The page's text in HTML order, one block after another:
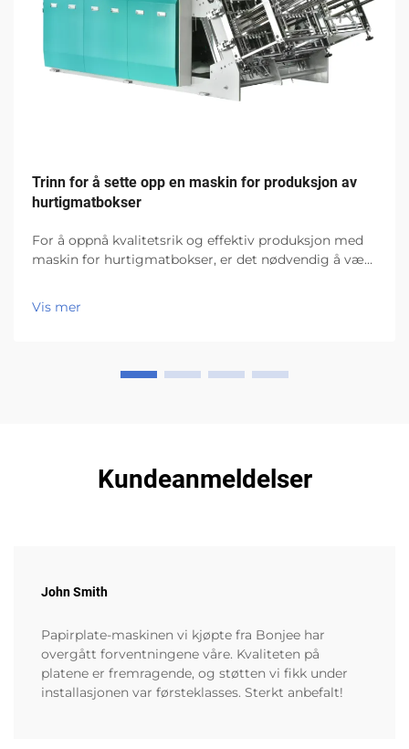
Trinn for å sette opp en maskin for produksjon av
hurtigmatbokser
For å oppnå kvalitetsrik og effektiv produksjon med
maskin for hurtigmatbokser, er det nødvendig å være
egenskaper, samt drifts- og sikkerhetsstandarder.
Vis mer
Kundeanmeldelser
John Smith
Papirplate-maskinen vi kjøpte fra Bonjee har
overgått forventningene våre. Kvaliteten på
platene er fremragende, og støtten vi fikk under
installasjonen var førsteklasses. Sterkt anbefalt!